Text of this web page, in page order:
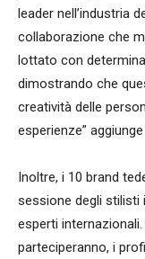
leader nell’industria
collaborazione che
lottato con
dimostrando che
creatività delle
esperienze”
Inoltre, i 10 brand
sessione degli stilisti
esperti internazionali.
parteciperanno, i